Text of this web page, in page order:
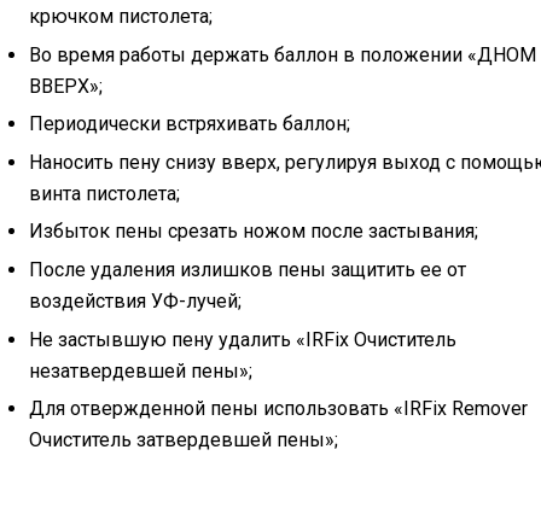
крючком пистолета;
Во время работы держать баллон в положении «ДНОМ
ВВЕРХ»;
Периодически встряхивать баллон;
Наносить пену снизу вверх, регулируя выход с
винта пистолета;
Избыток пены срезать ножом после застывания;
После удаления излишков пены защитить ее от
воздействия УФ-лучей;
Не застывшую пену удалить «IRFix Очиститель
незатвердевшей пены»;
Для отвержденной пены использовать «IRFix Remover
Очиститель затвердевшей пены»;